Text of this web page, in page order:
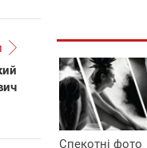
Спекотні фото